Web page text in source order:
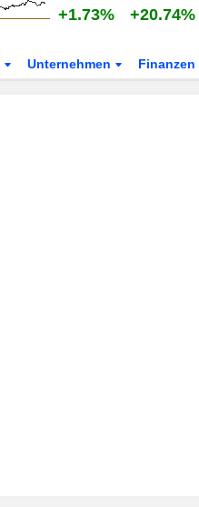
+1.73% +20.74%
Unternehmen Finanzen